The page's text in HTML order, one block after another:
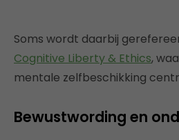
Soms wordt daarbij
Cognitive Liberty & Ethics,
mentale zelfbeschikking
Bewustwording en